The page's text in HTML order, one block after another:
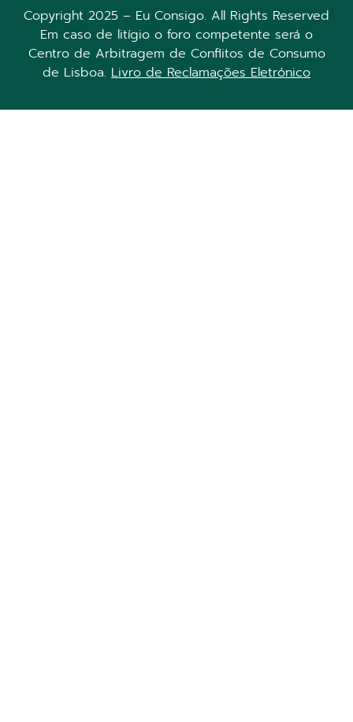
Copyright 2025 – Eu Consigo. All Rights Reserved
Em caso de litígio o foro competente será o
Centro de Arbitragem de Conflitos de Consumo
de Lisboa. Livro de Reclamações Eletrónico